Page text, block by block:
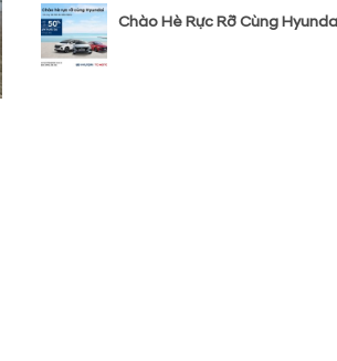
Chào Hè Rực Rỡ Cùng